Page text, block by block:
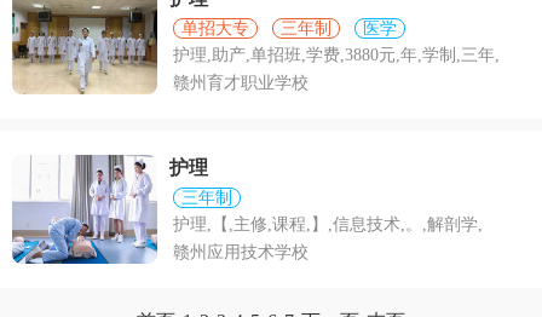
单招大专 三年制
医学
护理,助产,单招班,学费,3880元,年,学制,三年,
赣州育才职业学校
护理
三年制
护理,【,主修,课程,】,信息技术,。,解剖学,
赣州应用技术学校